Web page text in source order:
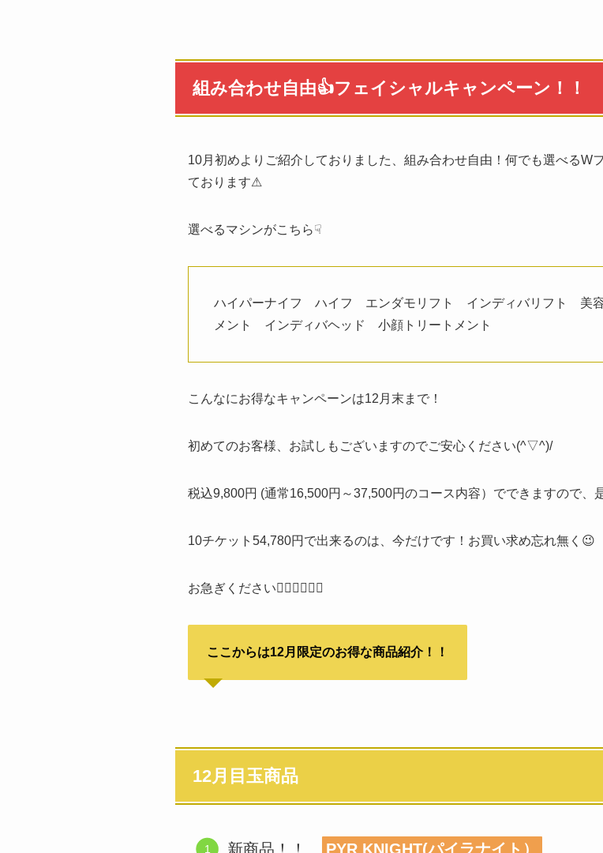
組み合わせ自由👍フェイシャルキャンペーン！！
10月初めよりご紹介しておりました、組み合わせ自由！何でも選べるW
ております⚠
選べるマシンがこちら☟
ハイパーナイフ ハイフ エンダモリフト インディバリフト 美容
メント インディバヘッド 小顔トリートメント
こんなにお得なキャンペーンは12月末まで！
初めてのお客様、お試しもございますのでご安心ください(^▽^)/
税込9,800円 (通常16,500円～37,500円のコース内容）でできますので
10チケット54,780円で出来るのは、今だけです！お買い求め忘れ無く😉
お急ぎください🏃‍♀️🏃‍♀️🏃‍♀️
ここからは12月限定のお得な商品紹介！！
12月目玉商品
新商品！！ PYR KNIGHT(パイラナイト）